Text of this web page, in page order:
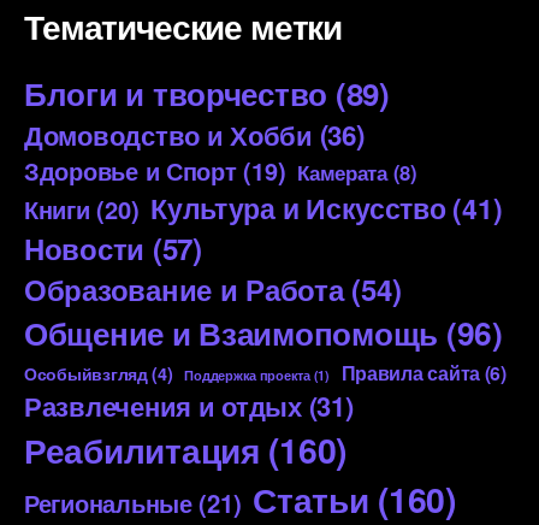
Тематические метки
Блоги и творчество (89)
Домоводство и Хобби (36)
Здоровье и Спорт(19) Камерата(8)
Книги (20) Культура и Искусство(41)
Новости (57)
Образование и Работа(54)
Общение и Взаимопомощь (96)
Особыйвзгляд(4) Поддержка проекта(1) Правила сайта(6)
Развлечения и отдых(31)
Реабилитация (160)
Региональные(21) Статьи (160)